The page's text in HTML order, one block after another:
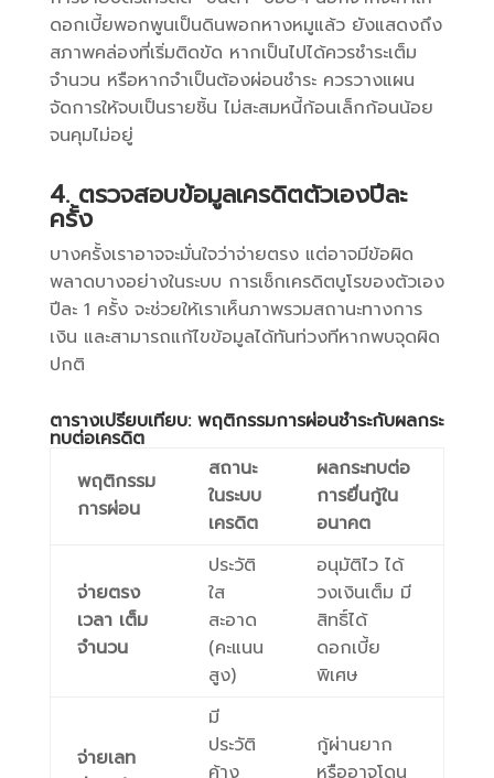
ดอกเบี้ยพอกพูนเป็นดินพอกหางหมูแล้ว ยังแสดงถึง
สภาพคล่องที่เริ่มติดขัด หากเป็นไปได้ควรชำระเต็ม
จำนวน หรือหากจำเป็นต้องผ่อนชำระ ควรวางแผน
จัดการให้จบเป็นรายชิ้น ไม่สะสมหนี้ก้อนเล็กก้อนน้อย
จนคุมไม่อยู่
4. ตรวจสอบข้อมูลเครดิตตัวเองปีละ
ครั้ง
บางครั้งเราอาจจะมั่นใจว่าจ่ายตรง แต่อาจมีข้อผิด
พลาดบางอย่างในระบบ การเช็กเครดิตบูโรของตัวเอง
ปีละ 1 ครั้ง จะช่วยให้เราเห็นภาพรวมสถานะทางการ
เงิน และสามารถแก้ไขข้อมูลได้ทันท่วงทีหากพบจุดผิด
ปกติ
ตารางเปรียบเทียบ: พฤติกรรมการผ่อนชำระกับผลกระ
ทบต่อเครดิต
พฤติกรรม
การผ่อน
สถานะ
ในระบบ
เครดิต
ผลกระทบต่อ
การยื่นกู้ใน
อนาคต
จ่ายตรง
เวลา เต็ม
จำนวน
ประวัติ
ใส
สะอาด
(คะแนน
สูง)
อนุมัติไว ได้
วงเงินเต็ม มี
สิทธิ์ได้
ดอกเบี้ย
พิเศษ
จ่ายเลท
มี
ประวัติ
ค้าง
กู้ผ่านยาก
หรืออาจโดน